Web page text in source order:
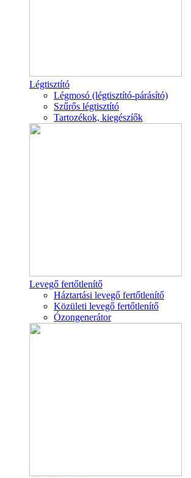
Légtisztító
Légmosó (légtisztító-párásító)
Szűrős légtisztító
Tartozékok, kiegészíők
Levegő fertőtlenítő
Háztartási levegő fertőtlenítő
Közületi levegő fertőtlenítő
Ózongenerátor